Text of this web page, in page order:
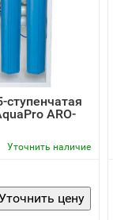
ступенчатая
ARO-
Уточнить наличие